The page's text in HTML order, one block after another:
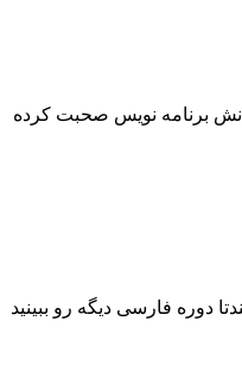
برنامه نویس صحبت کرده
دوره فارسی دیگه رو ببینید